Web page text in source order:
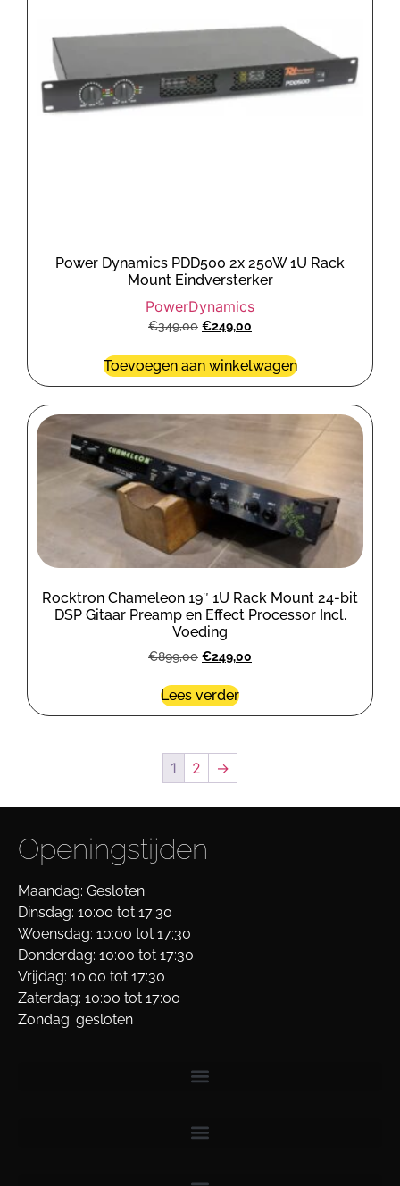
Power Dynamics PDD500 2x 250W 1U Rack
Mount Eindversterker
PowerDynamics
€349,00 €249,00
Toevoegen aan winkelwagen
Rocktron Chameleon 19″ 1U Rack Mount 24-bit
DSP Gitaar Preamp en Effect Processor Incl.
Voeding
€899,00 €249,00
Lees verder
1 2 →
Openingstijden
Maandag: Gesloten
Dinsdag: 10:00 tot 17:30
Woensdag: 10:00 tot 17:30
Donderdag: 10:00 tot 17:30
Vrijdag: 10:00 tot 17:30
Zaterdag: 10:00 tot 17:00
Zondag: gesloten